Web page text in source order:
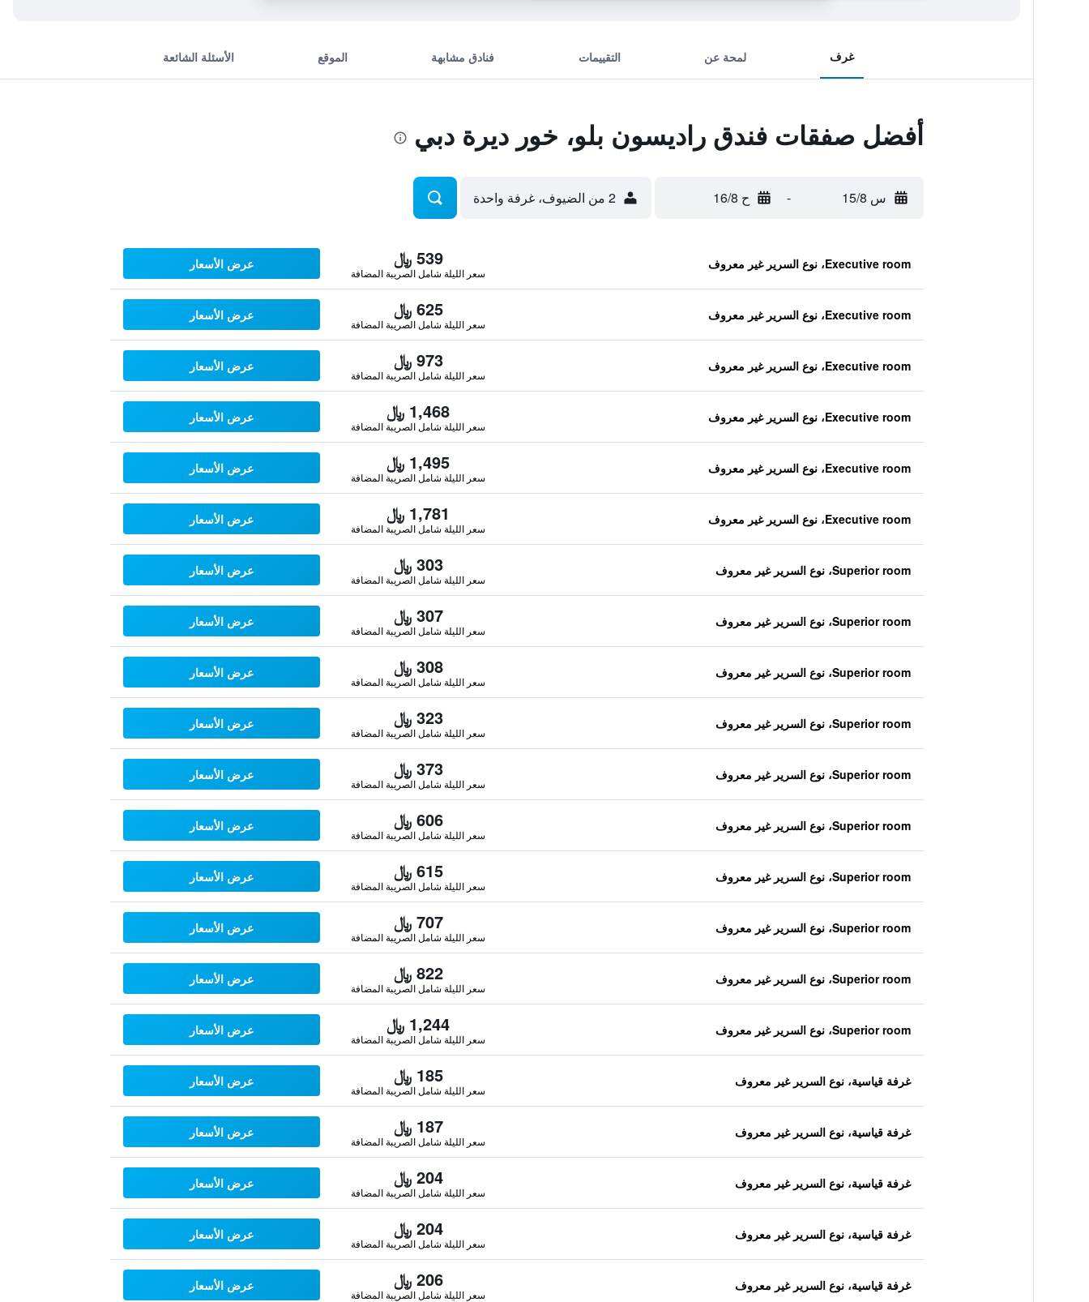
غرف لمحة عن التقييمات فنادق مشابهة الموقع الأسئلة الشائعة
أفضل صفقات فندق راديسون بلو، خور ديرة دبي
س 15/8 - ح 16/8 2 من الضيوف، غرفة واحدة
Executive room، نوع السرير غير معروف 539 ﷼
سعر الليلة شامل الصريبة المضافة
عرض الأسعار
Executive room، نوع السرير غير معروف 625 ﷼
سعر الليلة شامل الصريبة المضافة
عرض الأسعار
Executive room، نوع السرير غير معروف 973 ﷼
سعر الليلة شامل الصريبة المضافة
عرض الأسعار
Executive room، نوع السرير غير معروف 1,468 ﷼
سعر الليلة شامل الصريبة المضافة
عرض الأسعار
Executive room، نوع السرير غير معروف 1,495 ﷼
سعر الليلة شامل الصريبة المضافة
عرض الأسعار
Executive room، نوع السرير غير معروف 1,781 ﷼
سعر الليلة شامل الصريبة المضافة
عرض الأسعار
Superior room، نوع السرير غير معروف 303 ﷼
سعر الليلة شامل الصريبة المضافة
عرض الأسعار
Superior room، نوع السرير غير معروف 307 ﷼
سعر الليلة شامل الصريبة المضافة
عرض الأسعار
Superior room، نوع السرير غير معروف 308 ﷼
سعر الليلة شامل الصريبة المضافة
عرض الأسعار
Superior room، نوع السرير غير معروف 323 ﷼
سعر الليلة شامل الصريبة المضافة
عرض الأسعار
Superior room، نوع السرير غير معروف 373 ﷼
سعر الليلة شامل الصريبة المضافة
عرض الأسعار
Superior room، نوع السرير غير معروف 606 ﷼
سعر الليلة شامل الصريبة المضافة
عرض الأسعار
Superior room، نوع السرير غير معروف 615 ﷼
سعر الليلة شامل الصريبة المضافة
عرض الأسعار
Superior room، نوع السرير غير معروف 707 ﷼
سعر الليلة شامل الصريبة المضافة
عرض الأسعار
Superior room، نوع السرير غير معروف 822 ﷼
سعر الليلة شامل الصريبة المضافة
عرض الأسعار
Superior room، نوع السرير غير معروف 1,244 ﷼
سعر الليلة شامل الصريبة المضافة
عرض الأسعار
غرفة قياسية، نوع السرير غير معروف 185 ﷼
سعر الليلة شامل الصريبة المضافة
عرض الأسعار
غرفة قياسية، نوع السرير غير معروف 187 ﷼
سعر الليلة شامل الصريبة المضافة
عرض الأسعار
غرفة قياسية، نوع السرير غير معروف 204 ﷼
سعر الليلة شامل الصريبة المضافة
عرض الأسعار
غرفة قياسية، نوع السرير غير معروف 204 ﷼
سعر الليلة شامل الصريبة المضافة
عرض الأسعار
غرفة قياسية، نوع السرير غير معروف 206 ﷼
سعر الليلة شامل الصريبة المضافة
عرض الأسعار